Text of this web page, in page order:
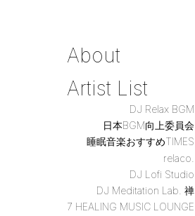
About
Artist List
DJ Relax BGM
日本BGM向上委員会
睡眠音楽おすすめTIMES
relaco.
DJ Lofi Studio
DJ Meditation Lab. 禅
7 HEALING MUSIC LOUNGE